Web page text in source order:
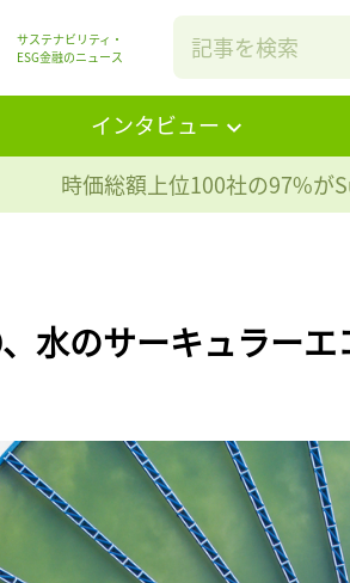
サステナビリティ・
ESG金融のニュース
インタビュー
時価総額上位100社の97%が
、水のサーキュラー